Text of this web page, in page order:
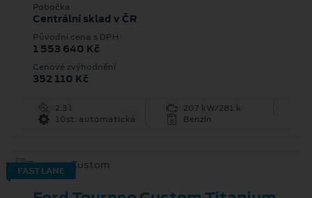
Pobočka
Centrální sklad v ČR
Původní cena s DPH
1 553 640 Kč
Cenové zvýhodnění
352 110 Kč
2.3 l
207 kW/281 k
10st. automatická
Benzín
FAST LANE